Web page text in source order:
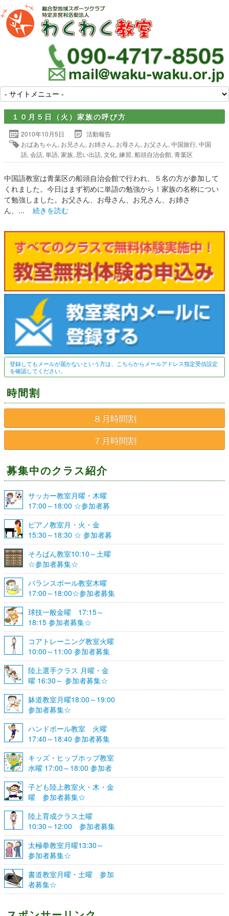
１０月５日（火）家族の呼び方
2010年10月5日
活動報告
おばあちゃん, お兄さん, お姉さん, お母さん, お父さん, 中国旅行, 中国
語, 会話, 単語, 家族, 思い出話, 文化, 練習, 船頭自治会館, 青葉区
中国語教室は青葉区の船頭自治会館で行われ、５名の方が参加して
くれました。今日はまず初めに単語の勉強から！家族の名称につい
て勉強しました。お父さん、お母さん、お兄さん、お姉さ
ん、... 続きを読む
登録してもメールが届かないという方は、こちらからメールアドレス指定受信設定
を確認してください。
時間割
８月時間割
７月時間割
募集中のクラス紹介
サッカー教室月曜・木曜
17:00～18:00 ☆参加者募
集☆
ピアノ教室月・火・金
15:30～18:30 ☆ 参加者募
集☆
そろばん教室10:10～土曜
☆参加者募集☆
バランスボール教室木曜
17:00～18:00☆参加者募集
☆
球技一般金曜 17:15～
18:15 参加者募集☆
コアトレーニング教室火曜
10:00～11:00 参加者募集
陸上選手クラス 月曜・金
曜 16:30～ 参加者募集☆
躰道教室月曜18:00～19:00
参加者募集☆
ハンドボール教室 火曜
17:40～18:40 参加者募集
☆
キッズ・ヒップホップ教室
水曜 17:00～18:00 参加者
募集☆
子ども陸上教室火・木・金
曜 参加者募集☆
陸上育成クラス土曜
10:30～12:00 参加者募集
☆
太極拳教室月曜13:30～
参加者募集☆
書道教室月曜・土曜 参加
者募集☆